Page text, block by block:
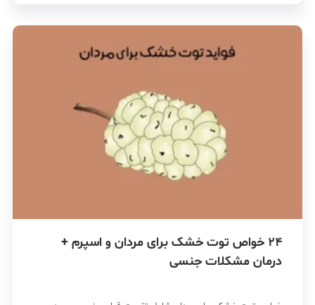
24 خواص توت خشک برای مردان و اسپرم +
درمان مشکلات جنسی